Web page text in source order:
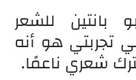
بانتين للشعر
تجربتي هو أنه
شعري ناعمًا.